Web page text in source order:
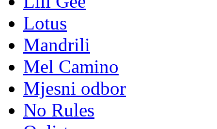
Lotus
Mandrili
Mel Camino
Mjesni odbor
No Rules